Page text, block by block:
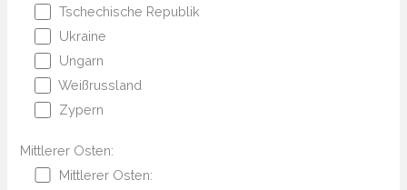
Tschechische Republik
Ukraine
Ungarn
Weißrussland
Zypern
Mittlerer Osten:
Mittlerer Osten: